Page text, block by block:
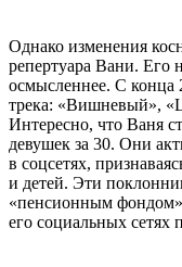
Однако изменения
репертуара Вани. Его
осмысленнее. С конца
трека: «Вишневый»,
Интересно, что Ваня
девушек за 30. Они
в соцсетях,
и детей. Эти
«пенсионным
его социальных сетях